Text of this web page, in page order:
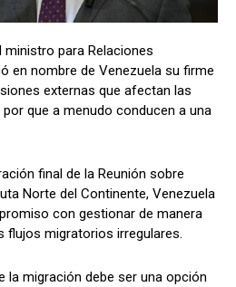
ministro para Relaciones
en nombre de Venezuela su firme
externas que afectan las
que a menudo conducen a una
final de la Reunión sobre
Norte del Continente, Venezuela
con gestionar de manera
flujos migratorios irregulares.
la migración debe ser una opción